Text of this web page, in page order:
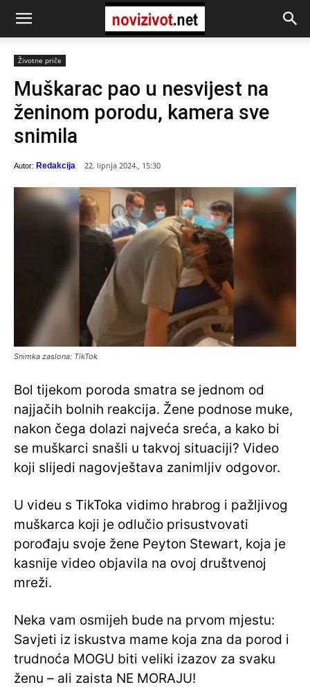
Životne priče
Muškarac pao u nesvijest na
ženinom porodu, kamera sve
snimila
Autor: Redakcija 22. lipnja 2024., 15:30
Snimka zaslona: TikTok
Bol tijekom poroda smatra se jednom od
najjačih bolnih reakcija. Žene podnose muke,
nakon čega dolazi najveća sreća, a kako bi
se muškarci snašli u takvoj situaciji? Video
koji slijedi nagovještava zanimljiv odgovor.
U videu s TikToka vidimo hrabrog i pažljivog
muškarca koji je odlučio prisustvovati
porođaju svoje žene Peyton Stewart, koja je
kasnije video objavila na ovoj društvenoj
mreži.
Neka vam osmijeh bude na prvom mjestu:
Savjeti iz iskustva mame koja zna da porod i
trudnoća MOGU biti veliki izazov za svaku
ženu – ali zaista NE MORAJU!